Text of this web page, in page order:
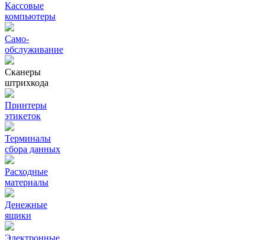
Кассовые
компьютеры
Само-
обслуживание
Сканеры
штрихкода
Принтеры
этикеток
Терминалы
сбора данных
Расходные
материалы
Денежные
ящики
Электронные